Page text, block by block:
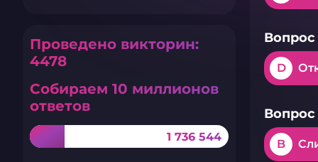
Проведено викторин:
4478
Собираем 10 миллионов
ответов
1 736 544
Вопрос
D
Вопрос
B